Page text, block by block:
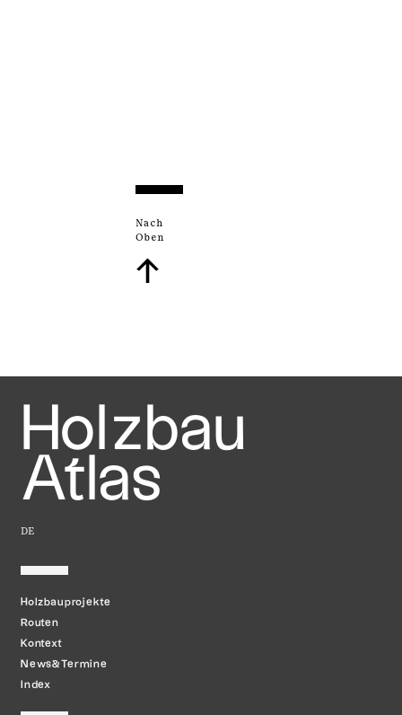
Nach
Oben
↑
Holzbau
Atlas
DE
Holzbauprojekte
Routen
Kontext
News&Termine
Index